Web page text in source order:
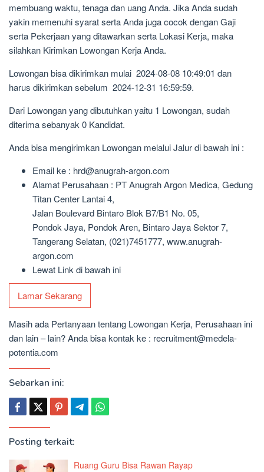
membuang waktu, tenaga dan uang Anda. Jika Anda sudah
yakin memenuhi syarat serta Anda juga cocok dengan Gaji
serta Pekerjaan yang ditawarkan serta Lokasi Kerja, maka
silahkan Kirimkan Lowongan Kerja Anda.
Lowongan bisa dikirimkan mulai 2024-08-08 10:49:01 dan
harus dikirimkan sebelum 2024-12-31 16:59:59.
Dari Lowongan yang dibutuhkan yaitu 1 Lowongan, sudah
diterima sebanyak 0 Kandidat.
Anda bisa mengirimkan Lowongan melalui Jalur di bawah ini :
Email ke : hrd@anugrah-argon.com
Alamat Perusahaan : PT Anugrah Argon Medica, Gedung
Titan Center Lantai 4,
Jalan Boulevard Bintaro Blok B7/B1 No. 05,
Pondok Jaya, Pondok Aren, Bintaro Jaya Sektor 7,
Tangerang Selatan, (021)7451777, www.anugrah-
argon.com
Lewat Link di bawah ini
Lamar Sekarang
Masih ada Pertanyaan tentang Lowongan Kerja, Perusahaan ini
dan lain – lain? Anda bisa kontak ke : recruitment@medela-
potentia.com
Sebarkan ini:
Posting terkait:
Ruang Guru Bisa Rawan Rayap